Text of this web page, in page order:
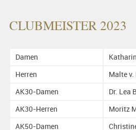
CLUBMEISTER 2023
Damen
Herren
Malte
AK30-Damen
Dr. Lea
AK30-Herren
Moritz
AK50-Damen